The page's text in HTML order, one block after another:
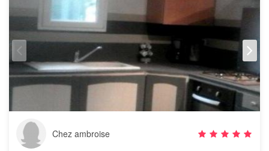
Chez ambroise